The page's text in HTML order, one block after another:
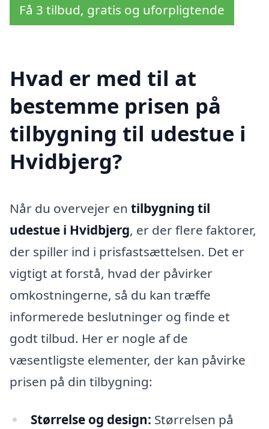
Få 3 tilbud, gratis og uforpligtende
Hvad er med til at
bestemme prisen på
tilbygning til udestue i
Hvidbjerg?
Når du overvejer en tilbygning til
udestue i Hvidbjerg, er der flere faktorer,
der spiller ind i prisfastsættelsen. Det er
vigtigt at forstå, hvad der påvirker
omkostningerne, så du kan træffe
informerede beslutninger og finde et
godt tilbud. Her er nogle af de
væsentligste elementer, der kan påvirke
prisen på din tilbygning:
Størrelse og design: Størrelsen på